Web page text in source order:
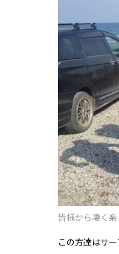
皆様から凄く
この方達はサ